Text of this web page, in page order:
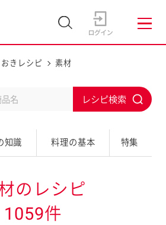
おきレシピ 素材
知識 料理の基本 特集
b
i
t
のレシピ
1059件